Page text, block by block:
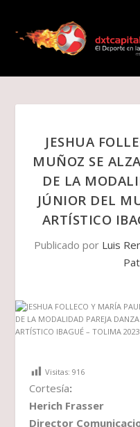
JESHUA
MUÑOZ SE
DE LA
JÚNIOR DEL
ARTÍSTICO
Publicado por Luis
Visitas: 916
Cortesía:
Herich Frasser
Director